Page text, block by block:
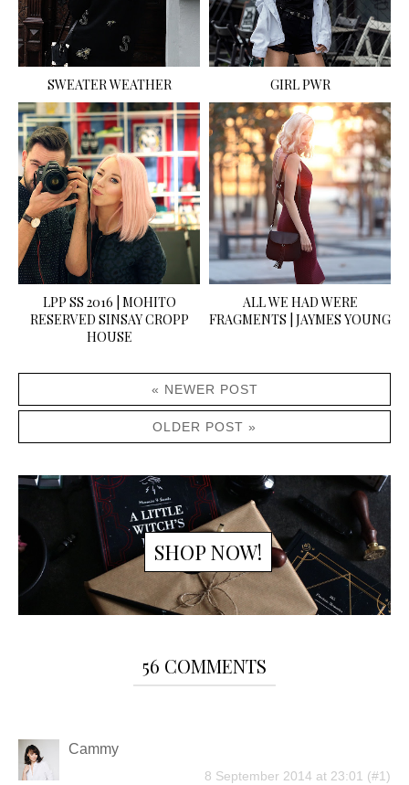
SWEATER WEATHER GIRL PWR
LPP SS 2016 | MOHITO
RESERVED SINSAY CROPP
HOUSE
ALL WE HAD WERE
FRAGMENTS | JAYMES YOUNG
« NEWER POST
OLDER POST »
SHOP NOW!
56 COMMENTS
Cammy
8 September 2014 at 23:01